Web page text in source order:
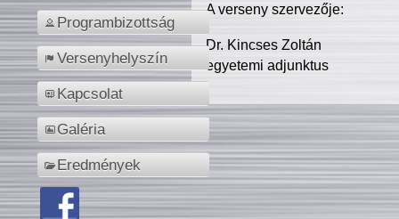
Programbizottság
Versenyhelyszín
Kapcsolat
Galéria
Eredmények
A verseny szervezője:
Dr. Kincses Zoltán
egyetemi adjunktus